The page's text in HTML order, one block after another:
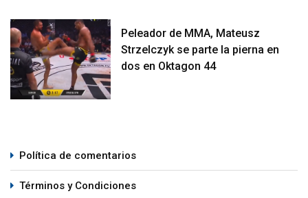
Peleador de MMA, Mateusz
Strzelczyk se parte la pierna en
dos en Oktagon 44
Política de comentarios
Términos y Condiciones